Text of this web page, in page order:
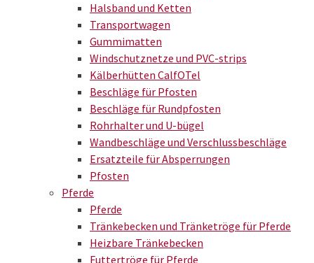
Halsband und Ketten
Transportwagen
Gummimatten
Windschutznetze und PVC-strips
Kälberhütten CalfOTel
Beschläge für Pfosten
Beschläge für Rundpfosten
Rohrhalter und U-bügel
Wandbeschläge und Verschlussbeschläge
Ersatzteile für Absperrungen
Pfosten
Pferde
Pferde
Tränkebecken und Tränketröge für Pferde
Heizbare Tränkebecken
Futtertröge für Pferde